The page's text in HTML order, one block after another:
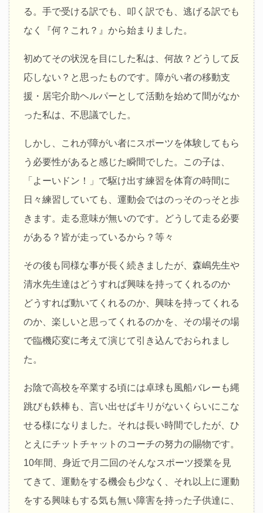
る。手で受ける訳でも、叩く訳でも、逃げる訳でも
なく『何？これ？』から始まりました。
初めてその状況を目にした私は、何故？どうして反
応しない？と思ったものです。障がい者の移動支
援・居宅介助ヘルパーとして活動を始めて間がなか
った私は、不思議でした。
しかし、これが障がい者にスポーツを体験してもら
う必要性があると感じた瞬間でした。この子は、
「よーいドン！」で駆け出す練習を体育の時間に
日々練習していても、運動会ではのっそのっそと歩
きます。走る意味が無いのです。どうして走る必要
がある？皆が走っているから？等々
その後も同様な事が長く続きましたが、森嶋先生や
清水先生達はどうすれば興味を持ってくれるのか
どうすれば動いてくれるのか、興味を持ってくれる
のか、楽しいと思ってくれるのかを、その場その場
で臨機応変に考えて演じて引き込んでおられまし
た。
お陰で高校を卒業する頃には卓球も風船バレーも縄
跳びも鉄棒も、言い出せばキリがないくらいにこな
せる様になりました。それは長い時間でしたが、ひ
とえにチットチャットのコーチの努力の賜物です。
10年間、身近で月二回のそんなスポーツ授業を見
てきて、運動をする機会も少なく、それ以上に運動
をする興味もする気も無い障害を持った子供達に、